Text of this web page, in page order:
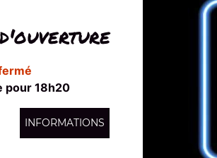
pour 18h20
INFORMATIONS